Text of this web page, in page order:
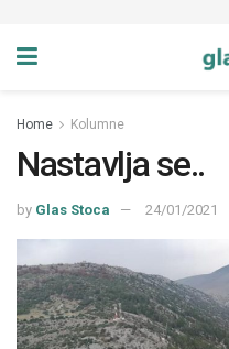
Home Kolumne
Nastavlja se..
by Glas Stoca 24/01/2021